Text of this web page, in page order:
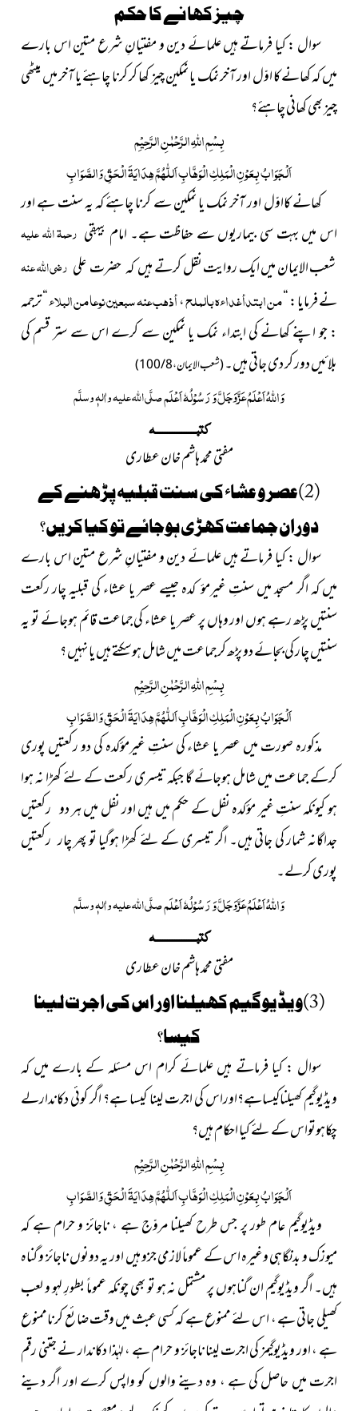
چیز کھانے کا حکم
سوال : کیا فرماتے ہیں علمائے دین و مفتیانِ شرع متین اس بارے
میں کہ کھانے کا اوّل اور آخر نمک یا نمکین چیز کھا کر کرنا چاہئے یا آخر میں میٹھی
چیز بھی کھانی چاہئے؟
بِسْمِ اللّٰہِ الرَّحْمٰنِ الرَّحِیْمِ
اَلْجَوَابُ بِعَوْنِ الْمَلِکِ الْوَھَّابِ اَللّٰھُمَّ ھِدَایَۃَ الْحَقِّ وَالصَّوَابِ
کھانے کااوّل اور آخر نمک یا نمکین سے کرنا چاہئے کہ یہ سنت ہے اور
اس میں بہت سی بیماریوں سے حفاظت ہے۔ امام بیہقی رحمۃ اللہ علیہ
شعب الایمان میں ایک روایت نقل کرتےہیں کہ حضرت علی رضی اللہ عنہ
نے فرمایا : “من ابتدأ غداءه بالملح،أذهب عنه سبعين نوعا من البلاء“ترجمہ
: جو اپنے کھانے کی ابتداء نمک یا نمکین سے کرے اس سے ستر قسم کی
بلائیں دور کر دی جاتی ہیں۔(شعب الایمان ، 8 / 100)
وَاللہُاَعْلَمُعَزَّوَجَلَّوَ رَسُوْلُہٗ اَعْلَمصلَّی اللہ علیہ واٰلہٖ وسلَّم
کتبـــــــــــــــــہ
مفتی محمد ہاشم خان عطاری
(2)عصر و عشاء کی سنت قبلیہ پڑھنے کے
دوران جماعت کھڑی ہوجائے تو کیا کریں؟
سوال : کیا فرماتے ہیں علمائے دین و مفتیانِ شرع متین اس بارے
میں کہ اگر مسجد میں سنتِ غیرمؤ کدہ جیسے عصر یا عشاء کی قبلیہ چار رکعت
سنتیں پڑھ رہے ہوں اور وہاں پر عصر یا عشاء کی جماعت قائم ہوجائے تو یہ
سنتیں چار کی بجائے دو پڑھ کر جماعت میں شامل ہوسکتے ہیں یا نہیں ؟
بِسْمِ اللّٰہِ الرَّحْمٰنِ الرَّحِیْمِ
اَلْجَوَابُ بِعَوْنِ الْمَلِکِ الْوَھَّابِ اَللّٰھُمَّ ھِدَایَۃَ الْحَقِّ وَالصَّوَابِ
مذکورہ صورت میں عصر یا عشاء کی سنتِ غیرمؤکدہ کی دو رکعتیں پوری
کرکے جماعت میں شامل ہوجائے گا جبکہ تیسری رکعت کے لئے کھڑا نہ ہوا
ہو کیونکہ سنتِ غیر مؤکدہ نفل کے حکم میں ہیں اور نفل میں ہر دو رکعتیں
جداگانہ شمار کی جاتی ہیں۔ اگر تیسری کے لئے کھڑا ہوگیا تو پھر چار رکعتیں
پوری کرلے۔
وَاللہُاَعْلَمُعَزَّوَجَلَّوَ رَسُوْلُہٗ اَعْلَمصلَّی اللہ علیہ واٰلہٖ وسلَّم
کتبـــــــــــــــــہ
مفتی محمد ہاشم خان عطاری
(3)ویڈیوگیم کھیلنا اور اس کی اجرت لینا
کیسا؟
سوال : کیا فرماتے ہیں علمائے کرام اس مسئلہ کے بارے میں کہ
ویڈیوگیم کھیلناکیساہے؟اوراس کی اجرت لینا کیسا ہے؟ اگر کوئی دکاندارلے
چکاہوتواس کے لئے کیا احکام ہیں؟
بِسْمِ اللّٰہِ الرَّحْمٰنِ الرَّحِیْمِ
اَلْجَوَابُ بِعَوْنِ الْمَلِکِ الْوَھَّابِ اَللّٰھُمَّ ھِدَایَۃَ الْحَقِّ وَالصَّوَابِ
ویڈیوگیم عام طور پر جس طرح کھیلنا مروّج ہے ، ناجائز و حرام ہے کہ
میوزک و بدنگاہی وغیرہ اس کے عموماً لازمی جزو ہیں اور یہ دونوں ناجائز و گناہ
ہیں۔ اگر ویڈیوگیم ان گناہوں پر مشتمل نہ ہو تو بھی چونکہ عموماً بطورِ لہو و لعب
کھیلی جاتی ہے ، اس لئے ممنوع ہے کہ کسی عبث میں وقت ضائع کرناممنوع
ہے ، اور ویڈیوگیمز کی اجرت لینا ناجائز و حرام ہے ، لہٰذا دکاندار نے جتنی رقم
اجرت میں حاصل کی ہے ، وہ دینے والوں کو واپس کرے اور اگر دینے